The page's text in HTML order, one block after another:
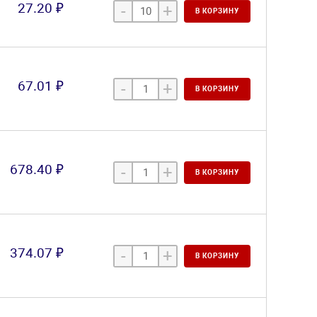
27.20 ₽ - + В КОРЗИНУ
67.01 ₽ - + В КОРЗИНУ
678.40 ₽ - + В КОРЗИНУ
374.07 ₽ - + В КОРЗИНУ